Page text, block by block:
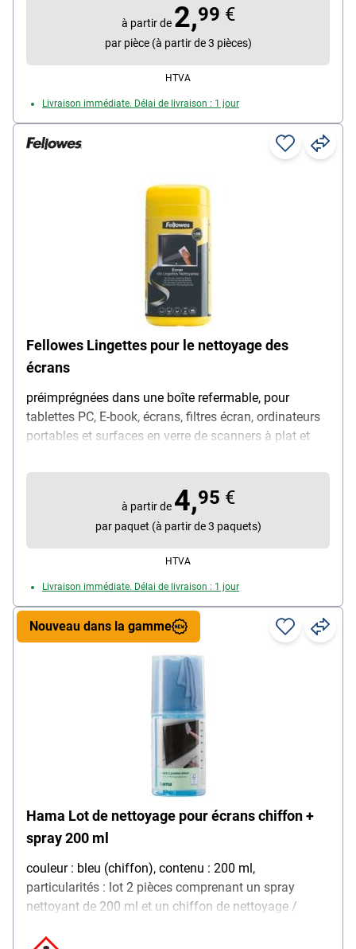
à partir de 2,99 €
par pièce (à partir de 3 pièces)
HTVA
Livraison immédiate. Délai de livraison : 1 jour
Fellowes Lingettes pour le nettoyage des
écrans
préimprégnées dans une boîte refermable, pour
tablettes PC, E-book, écrans, filtres écran, ordinateurs
portables et surfaces en verre de scanners à plat et
à partir de 4,95 €
par paquet (à partir de 3 paquets)
HTVA
Livraison immédiate. Délai de livraison : 1 jour
Hama Lot de nettoyage pour écrans chiffon +
spray 200 ml
couleur : bleu (chiffon), contenu : 200 ml,
particularités : lot 2 pièces comprenant un spray
nettoyant de 200 ml et un chiffon de nettoyage /
téléviseurs (LCD, LED, OLED, TFT), d'écrans
Nouveau dans la gamme